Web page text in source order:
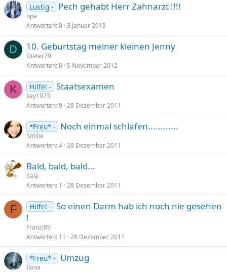
Lustig - Pech gehabt Herr Zahnarzt !!!!
opa
Antworten 0 3 Januar 2013
D 10. Geburtstag meiner kleinen Jenny
Dieter79
Antworten 0 5 November 2012
K Hilfe! - Staatsexamen
kay1973
Antworten 9 28 Dezember 2011
*Freu* - Noch einmal schlafen............
Smilie
Antworten 4 28 Dezember 2011
Bald, bald, bald...
Sala
Antworten 1 28 Dezember 2011
F Hilfe! - So einen Darm hab ich noch nie gesehen
!
Franzi89
Antworten 11 28 Dezember 2011
*Freu* - Umzug
Ilona